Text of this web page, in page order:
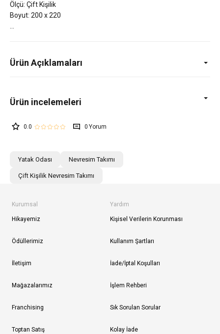
Ölçü: Çift Kişilik
Boyut: 200 x 220
Ürün Açıklamaları
0.0 0
Yatak Odası Nevresim Takımı
Çift Kişilik Nevresim Takımı
Kurumsal
Hikayemiz
Ödüllerimiz
İletişim
Mağazalarımız
Franchising
Toptan Satış
Yardım
Kişisel Verilerin Korunması
Kullanım Şartları
İade/İptal Koşulları
İşlem Rehberi
Sık Sorulan Sorular
Kolay İade